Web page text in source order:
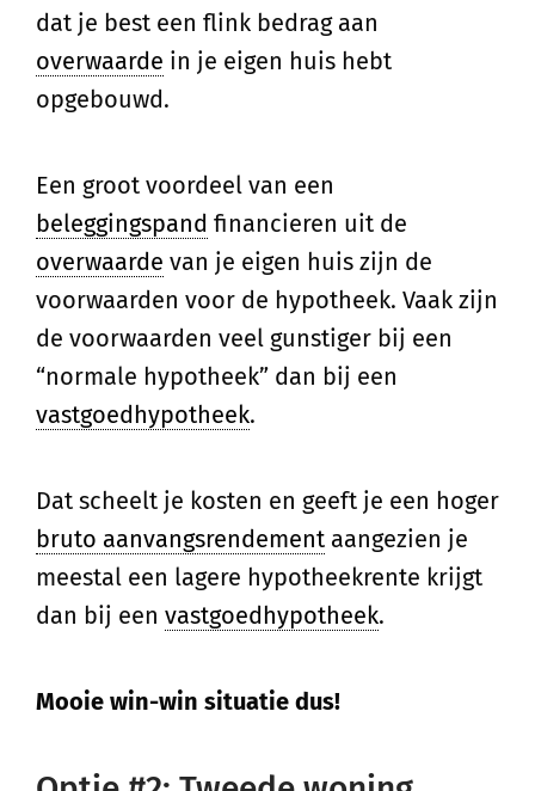
dat je best een flink bedrag aan
overwaarde in je eigen huis hebt
opgebouwd.
Een groot voordeel van een
beleggingspand financieren uit de
overwaarde van je eigen huis zijn de
voorwaarden voor de hypotheek. Vaak zijn
de voorwaarden veel gunstiger bij een
“normale hypotheek” dan bij een
vastgoedhypotheek.
Dat scheelt je kosten en geeft je een hoger
bruto aanvangsrendement aangezien je
meestal een lagere hypotheekrente krijgt
dan bij een vastgoedhypotheek.
Mooie win-win situatie dus!